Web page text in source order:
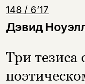
148 / 6’17
Дэвид
Три тезиса